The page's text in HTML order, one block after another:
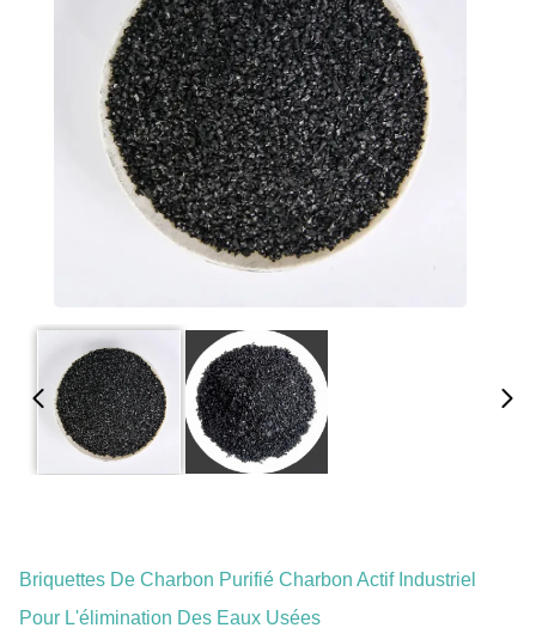
Briquettes De Charbon Purifié Charbon Actif Industriel
Pour L'élimination Des Eaux Usées